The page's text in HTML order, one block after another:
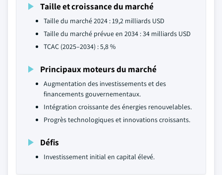
Taille et croissance du marché
Taille du marché 2024 : 19,2 milliards USD
Taille du marché prévue en 2034 : 34 milliards USD
TCAC (2025–2034) : 5,8 %
Principaux moteurs du marché
Augmentation des investissements et des
financements gouvernementaux.
Intégration croissante des énergies renouvelables.
Progrès technologiques et innovations croissants.
Défis
Investissement initial en capital élevé.